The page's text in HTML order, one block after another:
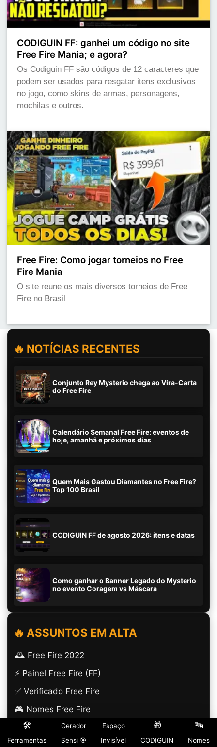
CODIGUIN FF: ganhei um código no site
Free Fire Mania; e agora?
Os Codiguin FF são códigos de 12 caracteres que
podem ser usados para resgatar itens exclusivos
no jogo, como skins de armas, personagens,
mochilas e outros.
Free Fire: Como jogar torneios no Free
Fire Mania
O site reune os mais diversos torneios de Free
Fire no Brasil
🔥 NOTÍCIAS RECENTES
Conjunto Rey Mysterio chega ao Vira-Carta
do Free Fire
Calendário Semanal Free Fire: eventos de
hoje, amanhã e próximos dias
Quem Mais Gastou Diamantes no Free Fire?
Top 100 Brasil
CODIGUIN FF de agosto 2026: itens e datas
Como ganhar o Banner Legado do Mysterio
no evento Coragem vs Máscara
🔥 ASSUNTOS EM ALTA
🕰️ Free Fire 2022
⚡ Painel Free Fire (FF)
✅ Verificado Free Fire
🎮 Nomes Free Fire
🛠️
Ferramentas
Gerador
Sensi 🎯
Espaço
Invisível
🎁
CODIGUIN
🔤
Nomes